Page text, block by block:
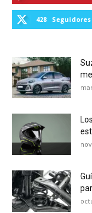
428 Seguidores